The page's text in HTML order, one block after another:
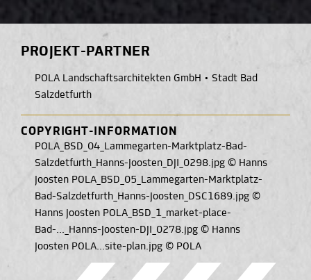
PROJEKT-PARTNER
POLA Landschaftsarchitekten GmbH • Stadt Bad
Salzdetfurth
COPYRIGHT-INFORMATION
POLA_BSD_04_Lammegarten-Marktplatz-Bad-
Salzdetfurth_Hanns-Joosten_DJI_0298.jpg © Hanns
Joosten POLA_BSD_05_Lammegarten-Marktplatz-
Bad-Salzdetfurth_Hanns-Joosten_DSC1689.jpg ©
Hanns Joosten POLA_BSD_1_market-place-
Bad-..._Hanns-Joosten-DJI_0278.jpg © Hanns
Joosten POLA...site-plan.jpg © POLA